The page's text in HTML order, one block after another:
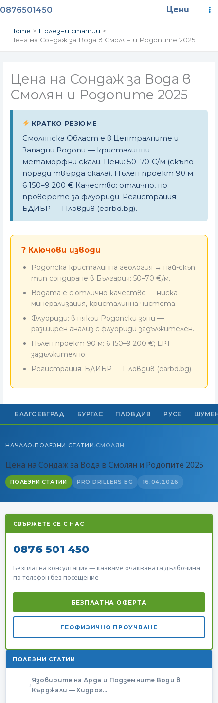
to
0876501450 Цени
Home
Полезни статии
Цена на Сондаж за Вода в Смолян и Родопите 2025
Цена на Сондаж за Вода в
Смолян и Родопите 2025
КРАТКО РЕЗЮМЕ
Смолянска Област е в Централните и
Западни Родопи — кристалинни
метаморфни скали. Цени: 50–70 €/м (скъпо
поради твърда скала). Пълен проект 90 м:
6 150–9 200 € Качество: отлично, но
проверете за флуориди. Регистрация:
БДИБР — Пловдив (earbd.bg).
? Ключови изводи
Родопска кристалинна геология → най-скъп
тип сондиране в България: 50–70 €/м.
Водата е с отлично качество — ниска
минерализация, кристалинна чистота.
Флуориди: в някои Родопски зони —
разширен анализ с флуориди задължителен.
Пълен проект 90 м: 6 150–9 200 €; ЕРТ
задължително.
Регистрация: БДИБР — Пловдив (earbd.bg).
БЛАГОЕВГРАД БУРГАС ПЛОВДИВ РУСЕ
НАЧАЛО ›ПОЛЕЗНИ СТАТИИ ›СМОЛЯН
Цена на Сондаж за Вода в Смолян и Родопите 2025
ПОЛЕЗНИ СТАТИИ PRO DRILLERS BG 16.04.2026
СВЪРЖЕТЕ СЕ С НАС
0876 501 450
Безплатна консултация — казваме очакваната дълбочина
по телефон без посещение
БЕЗПЛАТНА ОФЕРТА
ГЕОФИЗИЧНО ПРОУЧВАНЕ
ПОЛЕЗНИ СТАТИИ
Язовирите на Арда и Подземните Води в
Кърджали — Хидрог…